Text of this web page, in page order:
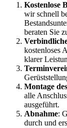
Kostenlose
wir schnell
beraten Sie
kostenloses
klarer
Montage
alle
ausgeführt.
Abnahme:
durch und